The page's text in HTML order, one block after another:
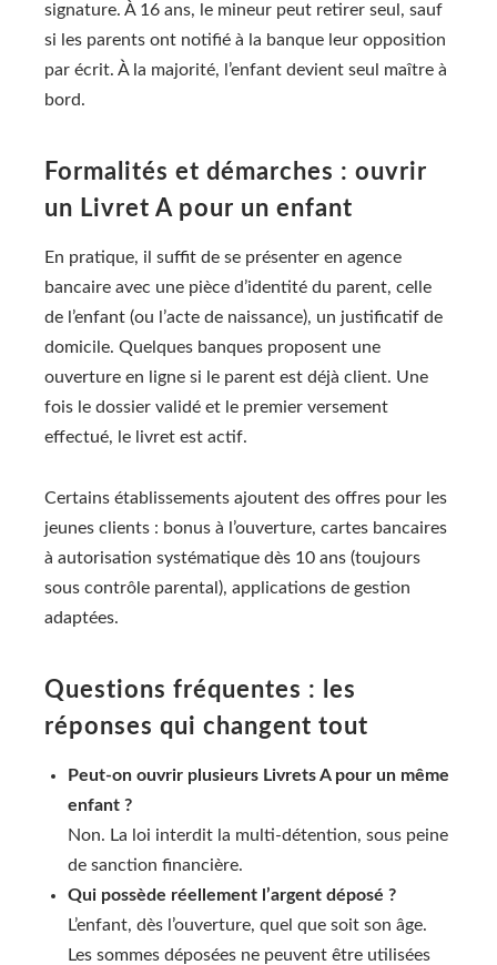
signature. À 16 ans, le mineur peut retirer seul, sauf
si les parents ont notifié à la banque leur opposition
par écrit. À la majorité, l’enfant devient seul maître à
bord.
Formalités et démarches : ouvrir
un Livret A pour un enfant
En pratique, il suffit de se présenter en agence
bancaire avec une pièce d’identité du parent, celle
de l’enfant (ou l’acte de naissance), un justificatif de
domicile. Quelques banques proposent une
ouverture en ligne si le parent est déjà client. Une
fois le dossier validé et le premier versement
effectué, le livret est actif.
Certains établissements ajoutent des offres pour les
jeunes clients : bonus à l’ouverture, cartes bancaires
à autorisation systématique dès 10 ans (toujours
sous contrôle parental), applications de gestion
adaptées.
Questions fréquentes : les
réponses qui changent tout
Peut-on ouvrir plusieurs Livrets A pour un même
enfant ?
Non. La loi interdit la multi-détention, sous peine
de sanction financière.
Qui possède réellement l’argent déposé ?
L’enfant, dès l’ouverture, quel que soit son âge.
Les sommes déposées ne peuvent être utilisées